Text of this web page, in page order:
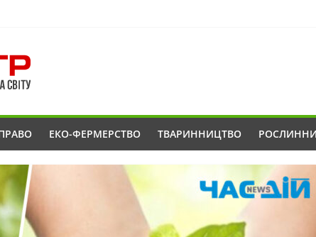
ЕКО-ФЕРМЕРСТВО ТВАРИННИЦТВО